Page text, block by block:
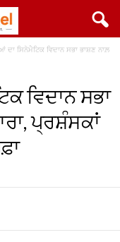
ਦਾ ਸਿਨੇਮੈਟਿਕ ਵਿਦਾਨ ਸਭਾ ਭਾਸ਼ਣ ਨਾਲ਼
ਵਿਦਾਨ ਸਭਾ
ਪ੍ਰਸ਼ੰਸਕਾਂ